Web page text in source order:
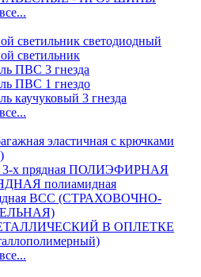
светильник светодиодный
светильник
ПВС 3 гнезда
ПВС 1 гнездо
каучуковый 3 гнезда
эластичная с крючками
3-х прядная ПОЛИЭФИРНАЯ
полиамидная
ВСС (СТРАХОВОЧНО-
В ОПЛЕТКЕ